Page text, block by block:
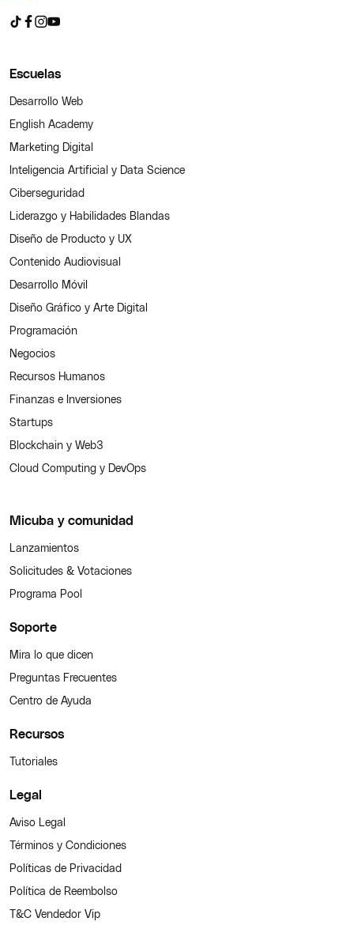
Escuelas
Desarrollo Web
English Academy
Marketing Digital
Inteligencia Artificial y Data Science
Ciberseguridad
Liderazgo y Habilidades Blandas
Diseño de Producto y UX
Contenido Audiovisual
Desarrollo Móvil
Diseño Gráfico y Arte Digital
Programación
Negocios
Recursos Humanos
Finanzas e Inversiones
Startups
Blockchain y Web3
Cloud Computing y DevOps
Micuba y comunidad
Lanzamientos
Solicitudes & Votaciones
Programa Pool
Soporte
Mira lo que dicen
Preguntas Frecuentes
Centro de Ayuda
Recursos
Tutoriales
Legal
Aviso Legal
Términos y Condiciones
Políticas de Privacidad
Política de Reembolso
T&C Vendedor Vip